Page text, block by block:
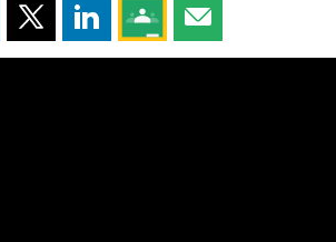
cette page sur Facebook
Partager cette page sur X
Partager cette page sur LinkedIn
Partagez cette page sur
Partager cette